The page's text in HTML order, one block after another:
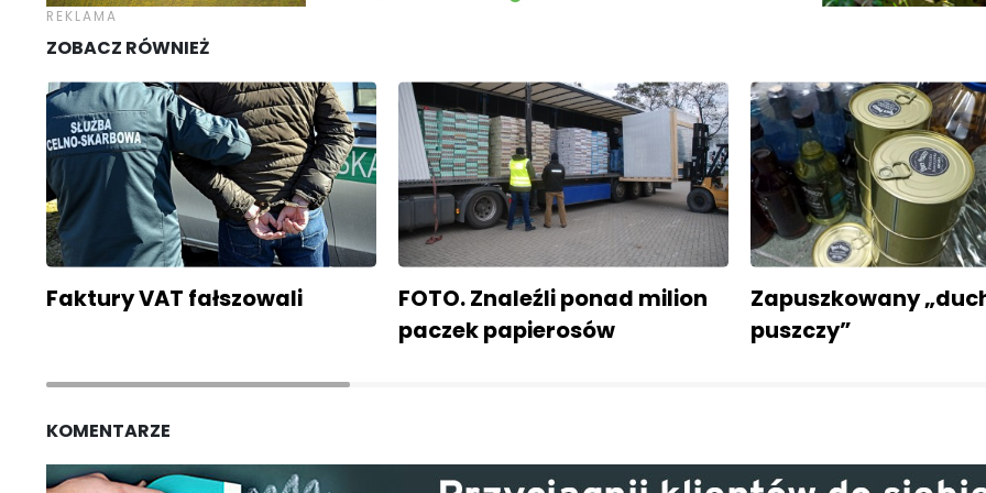
ZOBACZ RÓWNIEŻ
Faktury VAT fałszowali
FOTO. Znaleźli ponad milion
paczek papierosów
Zapuszkowany
puszczy”
KOMENTARZE